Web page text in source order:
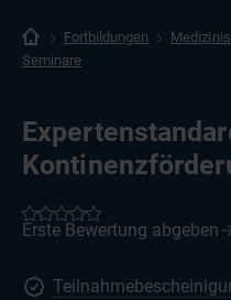
Fortbildungen
Seminare